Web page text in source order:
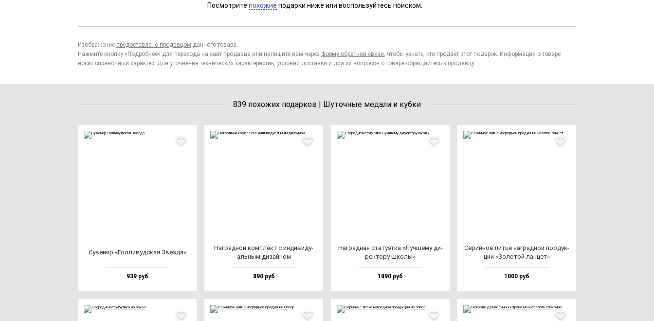
Посмотритепохожие подарки ниже или воспользуйтесь поиском.
Изображение предоставлено продавцом данного товара.
Нажмите кнопку «Подробнее» для перехода на сайт продавца или напишите нам через форму обратной связи, чтобы узнать, кто продает этот подарок. Информация о товаре
носит справочный характер. Для уточнения технических характеристик, условий доставки и других вопросов о товаре обращайтесь к продавцу.
839 похожих подарков | Шуточные медали и кубки
Суве­нир «Гол­ли­вуд­ская Звез­да»
939 руб
Наг­рад­ной ком­плект с ин­ди­ви­ду­
аль­ным ди­зай­ном
890 руб
Наг­рад­ная ста­ту­эт­ка «Луч­ше­му ди­
рек­то­ру шко­лы»
1890 руб
Серий­ное литье наг­рад­ной про­дук­
ции «Золо­той лан­цет»
1000 руб